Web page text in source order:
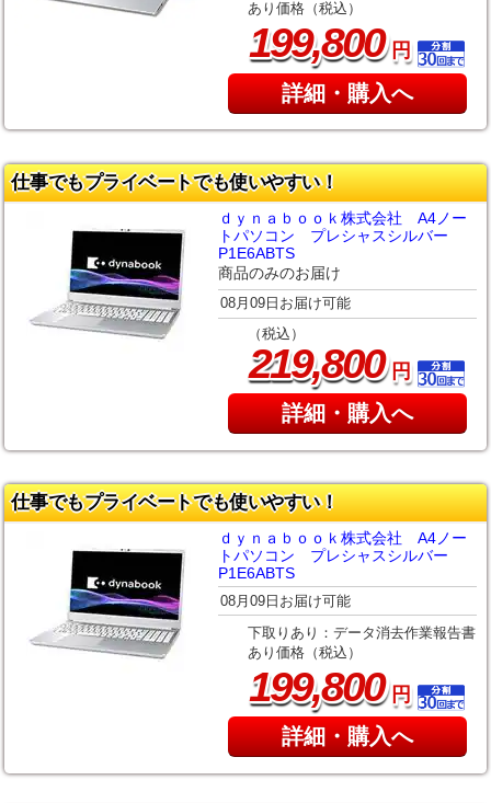
あり価格（税込）
199,800円
詳細・購入へ
仕事でもプライベートでも使いやすい！
ｄｙｎａｂｏｏｋ株式会社 A4ノー
トパソコン プレシャスシルバー
P1E6ABTS
商品のみのお届け
08月09日お届け可能
（税込）
219,800円
詳細・購入へ
仕事でもプライベートでも使いやすい！
ｄｙｎａｂｏｏｋ株式会社 A4ノー
トパソコン プレシャスシルバー
P1E6ABTS
08月09日お届け可能
下取りあり：データ消去作業報告書
あり価格（税込）
199,800円
詳細・購入へ